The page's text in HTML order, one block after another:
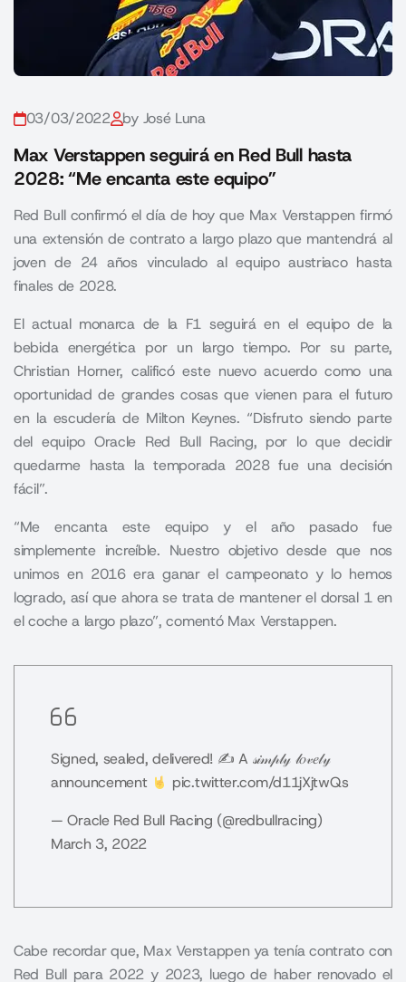
03/03/2022 by José Luna
Max Verstappen seguirá en Red Bull hasta
2028: “Me encanta este equipo”
Red Bull confirmó el día de hoy que Max Verstappen firmó
una extensión de contrato a largo plazo que mantendrá al
joven de 24 años vinculado al equipo austriaco hasta
finales de 2028.
El actual monarca de la F1 seguirá en el equipo de la
bebida energética por un largo tiempo. Por su parte,
Christian Horner, calificó este nuevo acuerdo como una
oportunidad de grandes cosas que vienen para el futuro
en la escudería de Milton Keynes. “Disfruto siendo parte
del equipo Oracle Red Bull Racing, por lo que decidir
quedarme hasta la temporada 2028 fue una decisión
fácil”.
“Me encanta este equipo y el año pasado fue
simplemente increíble. Nuestro objetivo desde que nos
unimos en 2016 era ganar el campeonato y lo hemos
logrado, así que ahora se trata de mantener el dorsal 1 en
el coche a largo plazo”, comentó Max Verstappen.
Signed, sealed, delivered! ✍ A 𝓈𝒾𝓂𝓅𝓁𝓎 𝓁𝑜𝓋𝑒𝓁𝓎
announcement
pic.twitter.com/d11jXjtwQs
— Oracle Red Bull Racing (@redbullracing)
March 3, 2022
Cabe recordar que, Max Verstappen ya tenía contrato con
Red Bull para 2022 y 2023, luego de haber renovado el